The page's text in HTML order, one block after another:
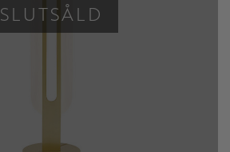
SLUTSÅLD